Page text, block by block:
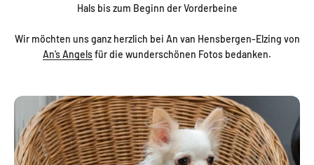
Hals bis zum Beginn der Vorderbeine
Wir möchten uns ganz herzlich bei An van Hensbergen-Elzing von
An’s Angelsfür die wunderschönen Fotos bedanken.